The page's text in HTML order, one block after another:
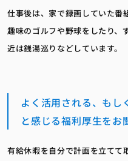
仕事後は、家で録画していた番
趣味のゴルフや野球をしたり、
近は銭湯巡りなどしています。
よく活用される、もし
と感じる福利厚生をお
有給休暇を自分で計画を立てて